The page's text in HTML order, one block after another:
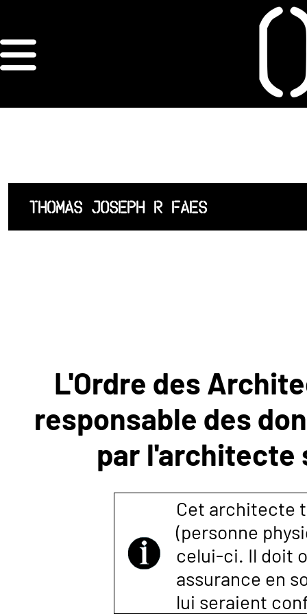
ORDRE DES
ARCHITECTES
LISTE DES
ARCHITECTES
CONTACTER
THOMAS JOSEPH R FAES
L'Ordre des
responsable des
par l'architecte
Cet architecte
(personne
celui-ci. Il doit
assurance en
lui seraient